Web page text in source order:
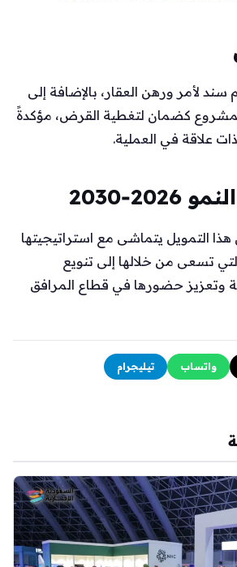
لأمر ورهن العقار، بالإضافة إلى
كضمان لتغطية القرض، مؤكدةً
علاقة في العملية.
التمويل يتماشى مع استراتيجيتها
2026‑2030، التي تسعى من خلالها إلى تنويع
وتعزيز حضورها في قطاع المرافق
واتساب تيليجرام